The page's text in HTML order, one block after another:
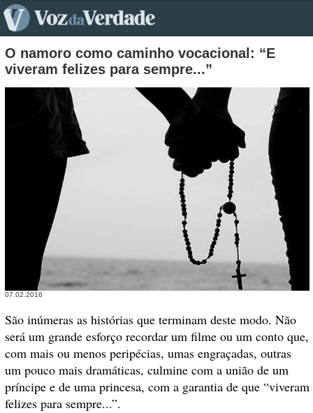
O namoro como caminho vocacional: “E
viveram felizes para sempre...”
07.02.2016
São inúmeras as histórias que terminam deste modo. Não
será um grande esforço recordar um filme ou um conto que,
com mais ou menos peripécias, umas engraçadas, outras
um pouco mais dramáticas, culmine com a união de um
príncipe e de uma princesa, com a garantia de que “viveram
felizes para sempre...”.